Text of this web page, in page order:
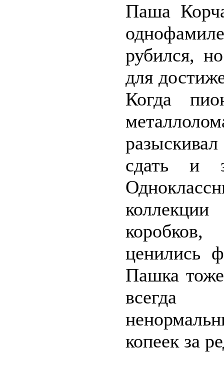
Паша
рубился,
для
Когда
сдать и
ценились
Пашка
всегда
копеек за